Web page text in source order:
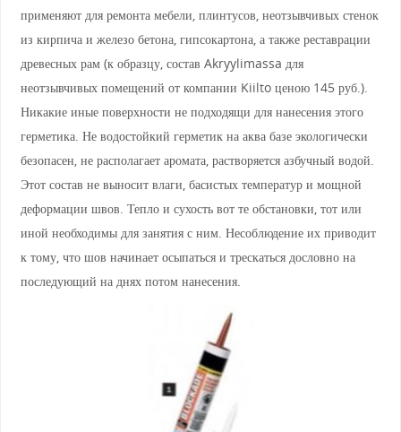
применяют для ремонта мебели, плинтусов, неотзывчивых стенок
из кирпича и железо бетона, гипсокартона, а также реставрации
древесных рам (к образцу, состав Akryylimassa для
неотзывчивых помещений от компании Kiilto ценою 145 руб.).
Никакие иные поверхности не подходящи для нанесения этого
герметика. Не водостойкий герметик на аква базе экологически
безопасен, не располагает аромата, растворяется азбучный водой.
Этот состав не выносит влаги, басистых температур и мощной
деформации швов. Тепло и сухость вот те обстановки, тот или
иной необходимы для занятия с ним. Несоблюдение их приводит
к тому, что шов начинает осыпаться и трескаться дословно на
последующий на днях потом нанесения.